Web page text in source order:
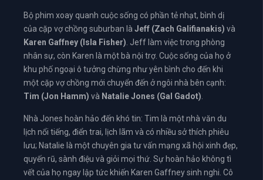
Bộ phim xoay quanh cuộc sống có phần tẻ nhạt, bình dị
của cặp vợ chồng suburban là Jeff (Zach Galifianakis) và
Karen Gaffney (Isla Fisher) . Jeff làm việc trong phòng
nhân sự, còn Karen là một bà nội trợ. Cuộc sống của họ ở
khu phố ngoại ô tưởng chừng như yên bình cho đến khi
một cặp vợ chồng mới chuyển đến ở ngôi nhà bên cạnh:
Tim (Jon Hamm) và Natalie Jones (Gal Gadot)
Nhà Jones hoàn hảo đến khó tin: Tim là một nhà văn du
lịch nổi tiếng, điển trai, lịch lãm và có nhiều sở thích phiêu
lưu; Natalie là một chuyên gia tư vấn mạng xã hội xinh đẹp,
quyến rũ, sành điệu và giỏi mọi thứ. Sự hoàn hảo không tì
vết của họ ngay lập tức khiến Karen Gaffney sinh nghi. Cô